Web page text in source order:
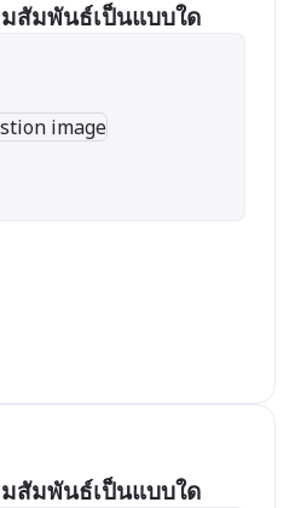
สัมพันธ์เป็นแบบใด
สัมพันธ์เป็นแบบใด